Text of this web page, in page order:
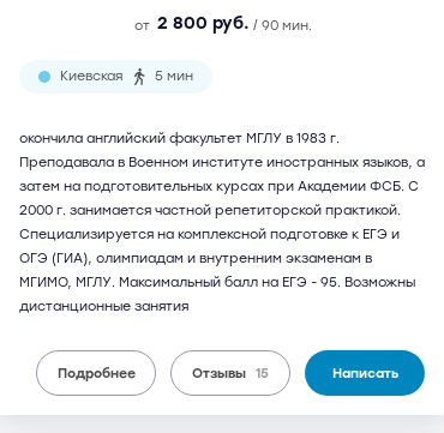
от 2 800 руб. / 90 мин.
Киевская 5 мин
окончила английский факультет МГЛУ в 1983 г.
Преподавала в Военном институте иностранных языков, а
затем на подготовительных курсах при Академии ФСБ. С
2000 г. занимается частной репетиторской практикой.
Специализируется на комплексной подготовке к ЕГЭ и
ОГЭ (ГИА), олимпиадам и внутренним экзаменам в
МГИМО, МГЛУ. Максимальный балл на ЕГЭ - 95. Возможны
дистанционные занятия
Подробнее Отзывы 15 Написать